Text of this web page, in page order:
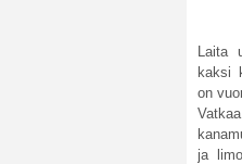
Laita
kaksi
on
ja